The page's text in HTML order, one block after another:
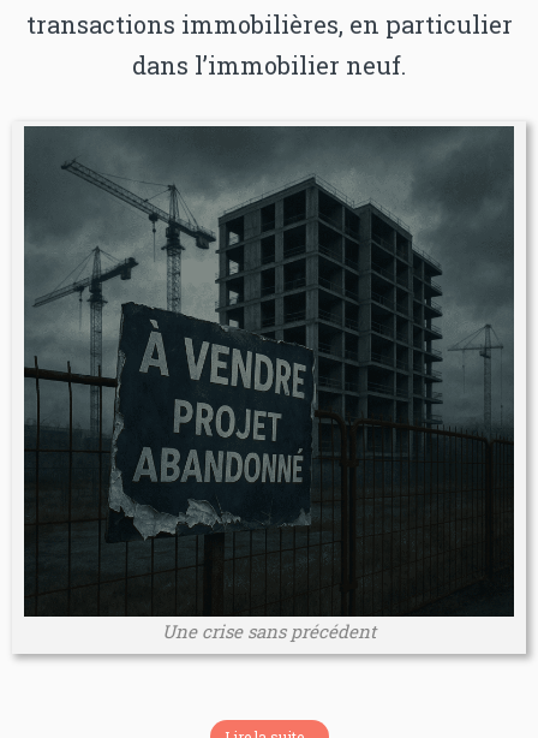
transactions immobilières, en particulier
dans l’immobilier neuf.
Une crise sans précédent